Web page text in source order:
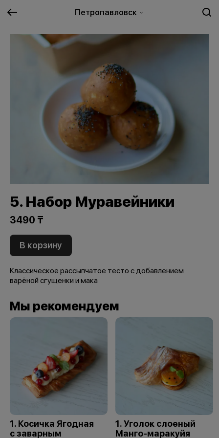
Петропавловск
5. Набор Муравейники
3490 ₸
В корзину
Классическое рассыпчатое тесто с добавлением
варёной сгущенки и мака
Мы рекомендуем
1. Косичка Ягодная
с заварным
1. Уголок слоеный
Манго-маракуйя